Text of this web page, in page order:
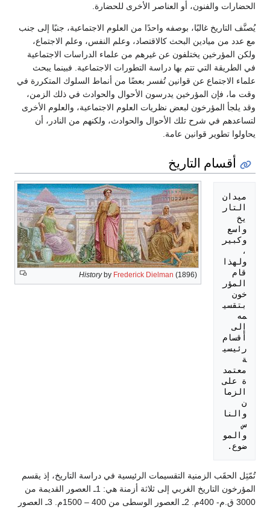
الحضارات والفنون، أو العناصر الأخرى للحضارة.
يُصنَّف التاريخ غالبًا، بوصفه واحدًا من العلوم الاجتماعية، جنبًا إلى جنب
مع عدد من ميادين البحث كالاقتصاد، وعلم النفس، وعلم الاجتماع،
ولكن المؤرخين يختلفون عن غيرهم من علماء الدراسات الاجتماعية
في الطريقة التي تتم بها دراسة التطورات الاجتماعية. فبينما يبحث
علماء الاجتماع عن قوانين تُفسر بعضًا من أنماط السلوك المتكررة في
وقت ما، فإن المؤرخين يدرسون الأحوال والحوادث في ذلك الزمن،
وقد يلجأ المؤرخون لبعض نظريات العلوم الاجتماعية، والعلوم الأخرى
لتساعدهم في شرح تلك الأحوال والحوادث، ولكنهم من النادر، أن
يحاولوا تطوير قوانين عامة.
أقسام التاريخ
Historyby Frederick Dielman (1896)
التار
وكبير
المؤر
بتقسي
إلى
رئيسي
معتمد
ة على
الزما
والنا
س
والمو
ضوع.
تُمّثِل الحقَب الزمنية التقسيمات الرئيسية في دراسة التاريخ، إذ يقسم
المؤرخون التاريخ الغربي إلى ثلاثة أزمنة هي: 1ـ العصور القديمة من
3000 ق.م- 400م. 2ـ العصور الوسطى من 400 – 1500م. 3ـ العصور